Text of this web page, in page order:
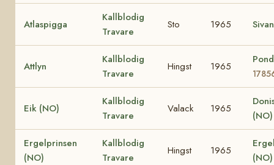
Atlaspigga
Kallblodig
Travare
Sto 1965
Attlyn
Kallblodig
Travare
Hingst 1965
Eik (NO)
Kallblodig
Travare
Valack 1965
Ergelprinsen
(NO)
Kallblodig
Travare
Hingst 1965